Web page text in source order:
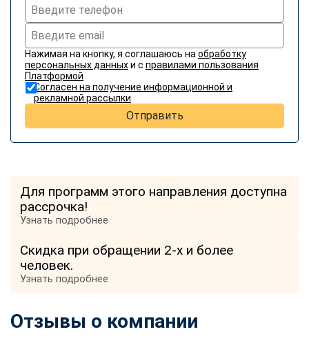
Нажимая на кнопку, я соглашаюсь на обработку
персональных данныхи с правилами пользования
Платформой
Согласен на получение информационной и
рекламной рассылки
Отправить
Для программ этого направления доступна
рассрочка!
Узнать подробнее
Скидка при обращении 2-х и более
человек.
Узнать подробнее
Отзывы о компании